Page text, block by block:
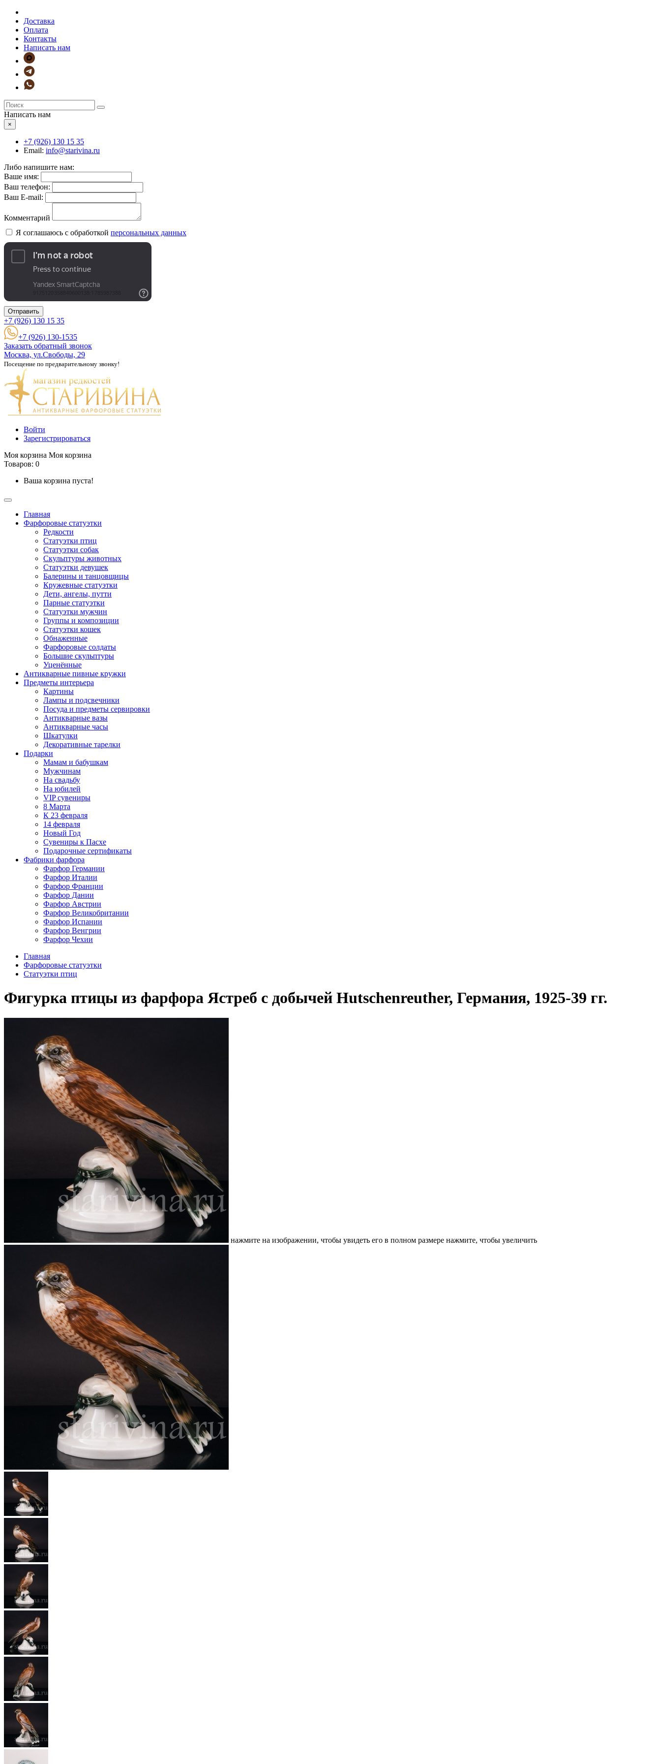
Доставка
Оплата
Контакты
Написать нам
Написать нам
×
+7 (926) 130 15 35
Email: info@starivina.ru
Либо напишите нам:
Ваше имя:
Ваш телефон:
Ваш E-mail:
Комментарий
Я соглашаюсь с обработкой персональных данных
Отправить
+7 (926) 130 15 35
+7 (926) 130-1535
Заказать обратный звонок
Москва, ул.Свободы, 29
Посещение по предварительному звонку!
Войти
Зарегистрироваться
Моя корзина Моя корзина
Товаров: 0
Ваша корзина пуста!
Главная
Фарфоровые статуэтки
Редкости
Cтатуэтки птиц
Cтатуэтки собак
Скульптуры животных
Статуэтки девушек
Балерины и танцовщицы
Кружевные статуэтки
Дети, ангелы, путти
Парные статуэтки
Статуэтки мужчин
Группы и композиции
Статуэтки кошек
Обнаженные
Фарфоровые солдаты
Большие скульптуры
Уценённые
Антикварные пивные кружки
Предметы интерьера
Картины
Лампы и подсвечники
Посуда и предметы сервировки
Антикварные вазы
Антикварные часы
Шкатулки
Декоративные тарелки
Подарки
Мамам и бабушкам
Мужчинам
На свадьбу
На юбилей
VIP сувениры
8 Марта
К 23 февраля
14 февраля
Новый Год
Сувениры к Пасхе
Подарочные сертификаты
Фабрики фарфора
Фарфор Германии
Фарфор Италии
Фарфор Франции
Фарфор Дании
Фарфор Австрии
Фарфор Великобритании
Фарфор Испании
Фарфор Венгрии
Фарфор Чехии
Главная
Фарфоровые статуэтки
Cтатуэтки птиц
Фигурка птицы из фарфора Ястреб с добычей Hutschenreuther, Германия, 1925-39 гг.
нажмите на изображении, чтобы увидеть его в полном размере нажмите, чтобы увеличить